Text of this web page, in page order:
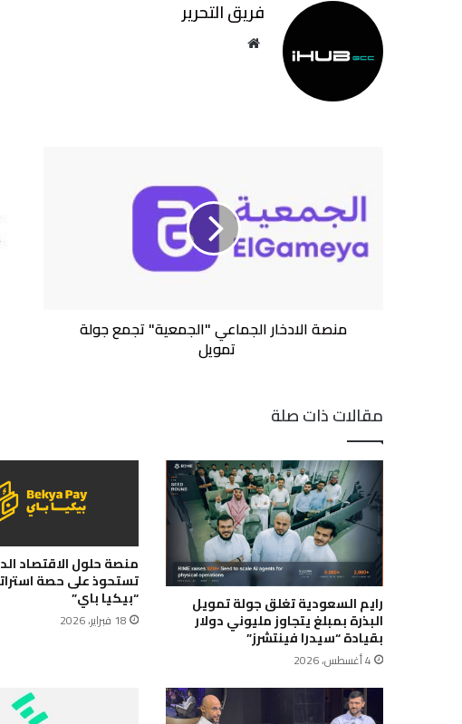
فريق التحرير
الجماعي
"الجمعية"
جولة
منصة الادخار الجماعي "الجمعية" تجمع جولة
تمويل
مقالات ذات صلة
رايم السعودية تغلق جولة تمويل
البذرة بمبلغ يتجاوز مليوني دولار
بقيادة “سيدرا فينتشرز”
4 أغسطس، 2026
منصة حلول الاقتصاد
تستحوذ على حصة
“بيكيا باي”
18 فبراير، 2026